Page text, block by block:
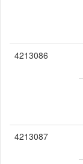
4213086
4213087